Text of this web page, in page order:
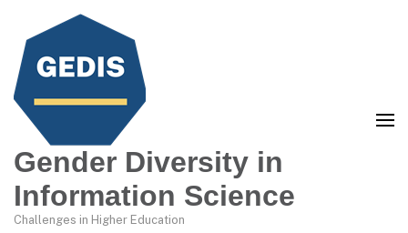
Gender Diversity in
Information Science
Challenges in Higher Education